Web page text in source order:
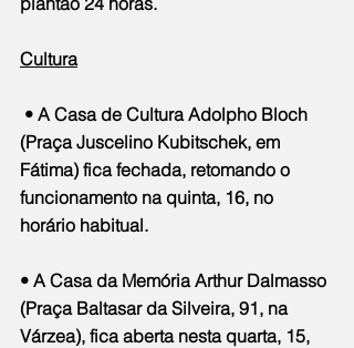
Cultura
• A Casa de Cultura Adolpho Bloch
(Praça Juscelino Kubitschek, em
Fátima) fica fechada, retomando o
funcionamento na quinta, 16, no
horário habitual.
• A Casa da Memória Arthur Dalmasso
(Praça Baltasar da Silveira, 91, na
Várzea), fica aberta nesta quarta, 15,